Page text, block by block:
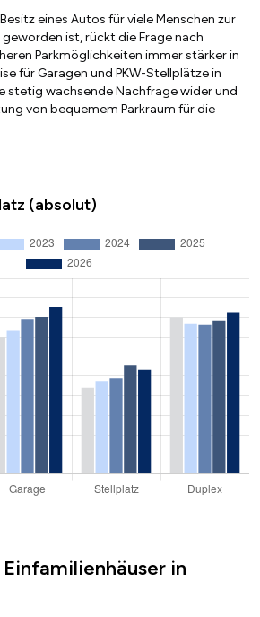
eines Autos für viele Menschen zur
ist, rückt die Frage nach
Parkmöglichkeiten immer stärker in
für Garagen und PKW-Stellplätze in
stetig wachsende Nachfrage wider und
von bequemem Parkraum für die
(absolut)
in